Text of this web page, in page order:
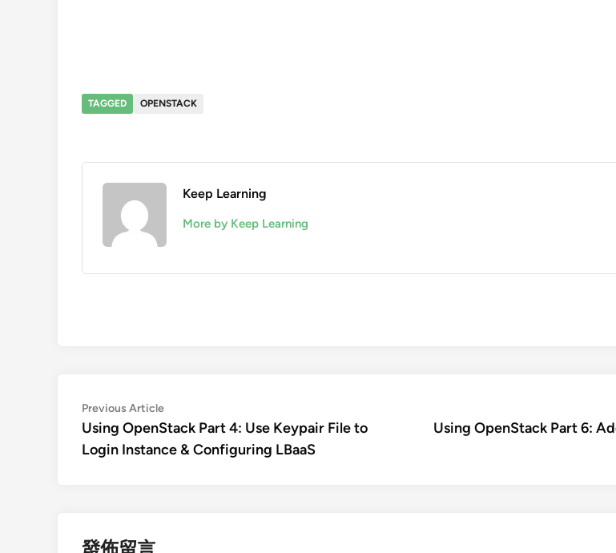
TAGGED OPENSTACK
Keep Learning
More by Keep Learning
文
章
導
Previous ArticlePrevious
article:
Using OpenStack Part 4: Use Keypair File to
Login Instance & Configuring LBaaS
Using OpenStack Part 6: